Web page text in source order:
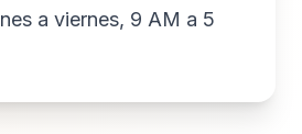
a viernes, 9 AM a 5